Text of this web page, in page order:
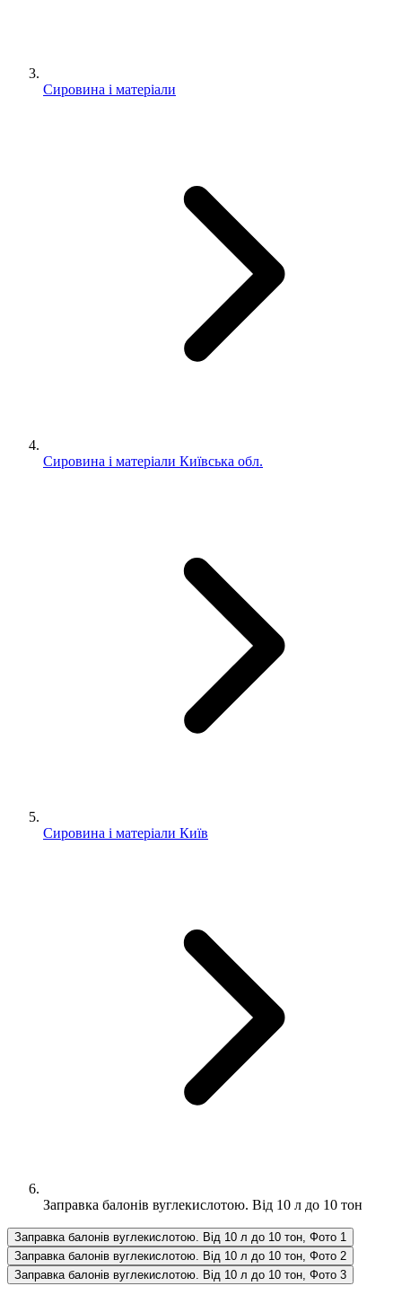
Сировина і матеріали
Сировина і матеріали Київська обл.
Сировина і матеріали Київ
Заправка балонів вуглекислотою. Від 10 л до 10 тон
Заправка балонів вуглекислотою. Від 10 л до 10 тон, Фото 1
Заправка балонів вуглекислотою. Від 10 л до 10 тон, Фото 2
Заправка балонів вуглекислотою. Від 10 л до 10 тон, Фото 3